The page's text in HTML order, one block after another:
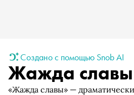
Создано с помощью Snob AI
Жажда славы
«Жажда славы» —